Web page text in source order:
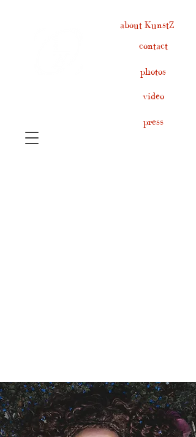
contact
about KunstZ
press
photos
video